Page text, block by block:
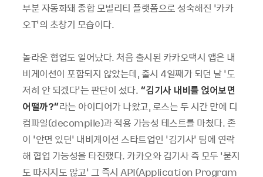
부분 자동화돼 종합 모빌리티 플랫폼으로 성숙해진 ‘카카
오T’의 초창기 모습이다.
놀라운 협업도 일어났다. 처음 출시된 카카오택시 앱은 내
비게이션이 포함되지 않았는데, 출시 4일째가 되던 날 ‘도
저히 안 되겠다’는 판단이 섰다. “김기사 내비를 얹어보면
어떨까?”라는 아이디어가 나왔고, 로스는 두 시간 만에 디
컴파일(decompile)과 적용 가능성 테스트를 마쳤다. 존
이 ‘안면 있던’ 내비게이션 스타트업인 ‘김기사’ 팀에 연락
해 협업 가능성을 타진했다. 카카오와 김기사 측 모두 ‘묻지
도 따지지도 않고’ 그 즉시 API(Application Program